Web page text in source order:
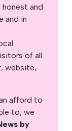
and
and in
of all
website,
afford to
to, we
by